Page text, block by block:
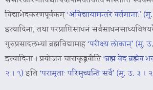
विद्याभेदकरणपूर्वकम्‘अविद्यायामन्तरे वर्तमानाः’
इत्यादिना, तथा परप्राप्तिसाधनं
गुरुप्रसादलभ्यां ब्रह्मविद्यामाह‘परीक्ष्य लोकान्’ (मु.
इत्यादिना । प्रयोजनं चासकृद्ब्रवीति‘ब्रह्म वेद ब्रह्मैव
२ । ९) इति‘परामृताः परिमुच्यन्ति सर्वे’ (मु. उ. ३ ।